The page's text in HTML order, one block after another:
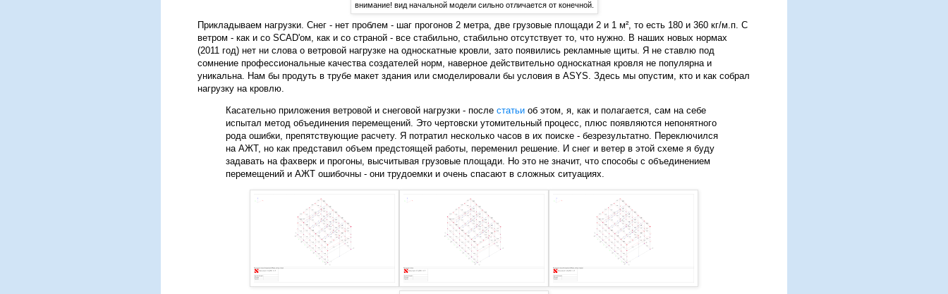
внимание! вид начальной модели сильно отличается от конечной.
Прикладываем нагрузки. Снег - нет проблем - шаг прогонов 2 метра, две грузовые площади 2 и 1 м², то есть 180 и 360 кг/м.п. С
ветром - как и со SCAD'ом, как и со страной - все стабильно, стабильно отсутствует то, что нужно. В наших новых нормах
(2011 год) нет ни слова о ветровой нагрузке на односкатные кровли, зато появились рекламные щиты. Я не ставлю под
сомнение профессиональные качества создателей норм, наверное действительно односкатная кровля не популярна и
уникальна. Нам бы продуть в трубе макет здания или смоделировали бы условия в ASYS. Здесь мы опустим, кто и как собрал
нагрузку на кровлю.
Касательно приложения ветровой и снеговой нагрузки - после статьи об этом, я, как и полагается, сам на себе
испытал метод объединения перемещений. Это чертовски утомительный процесс, плюс появляются непонятного
рода ошибки, препятствующие расчету. Я потратил несколько часов в их поиске - безрезультатно. Переключился
на АЖТ, но как представил объем предстоящей работы, переменил решение. И снег и ветер в этой схеме я буду
задавать на фахверк и прогоны, высчитывая грузовые площади. Но это не значит, что способы с объединением
перемещений и АЖТ ошибочны - они трудоемки и очень спасают в сложных ситуациях.